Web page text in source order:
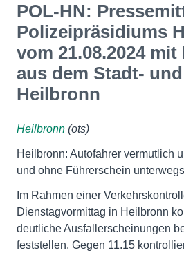
POL-HN:
Polizeipräsidiums
vom 21.08.2024
aus dem Stadt-
Heilbronn
Heilbronn (ots)
Heilbronn: Autofahrer vermutlich
und ohne Führerschein unterwegs
Im Rahmen einer
Dienstagvormittag in Heilbronn
deutliche Ausfallerscheinungen
feststellen. Gegen 11.15